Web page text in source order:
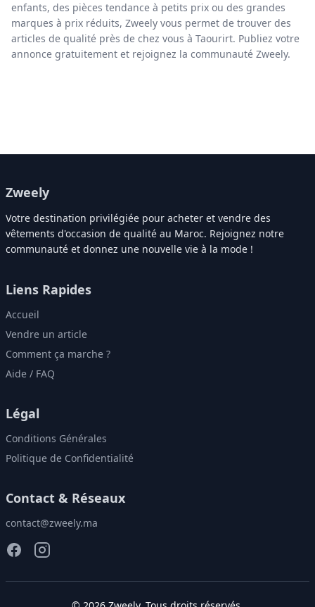
enfants, des pièces tendance à petits prix ou des grandes
marques à prix réduits, Zweely vous permet de trouver des
articles de qualité près de chez vous à Taourirt. Publiez votre
annonce gratuitement et rejoignez la communauté Zweely.
Zweely
Votre destination privilégiée pour acheter et vendre des
vêtements d'occasion de qualité au Maroc. Rejoignez notre
communauté et donnez une nouvelle vie à la mode !
Liens Rapides
Accueil
Vendre un article
Comment ça marche ?
Aide / FAQ
Légal
Conditions Générales
Politique de Confidentialité
Contact & Réseaux
contact@zweely.ma